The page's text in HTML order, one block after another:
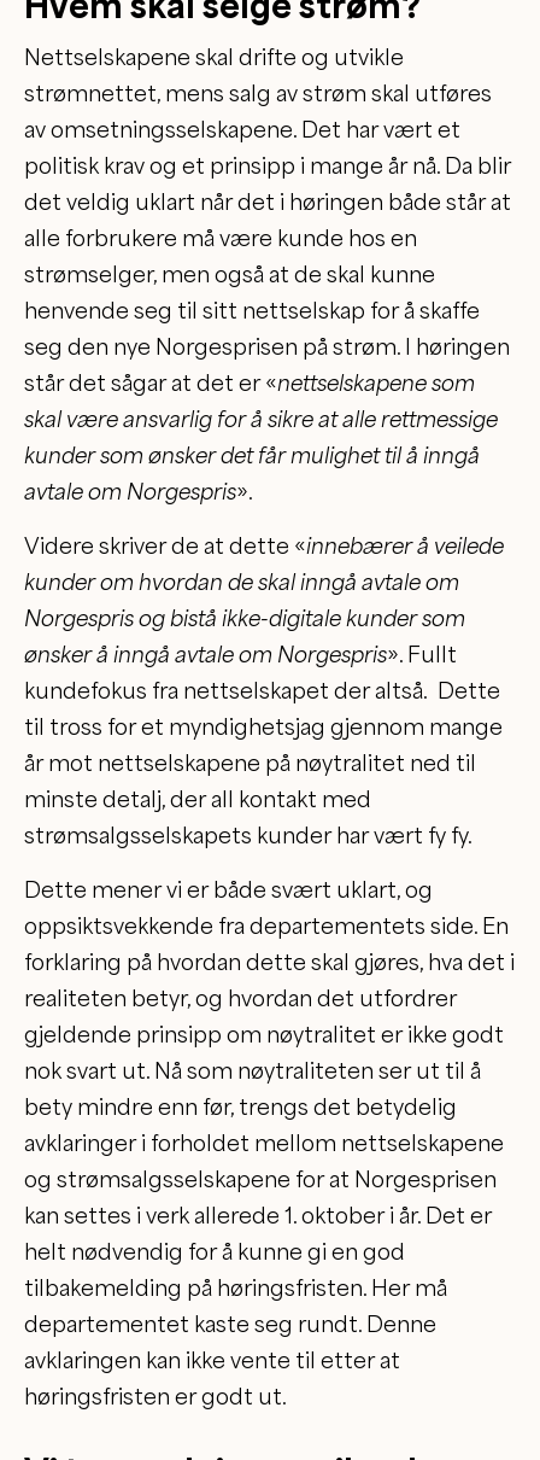
Nettselskapene skal drifte og utvikle
strømnettet, mens salg av strøm skal utføres
av omsetningsselskapene. Det har vært et
politisk krav og et prinsipp i mange år nå. Da blir
det veldig uklart når det i høringen både står at
alle forbrukere må være kunde hos en
strømselger, men også at de skal kunne
henvende seg til sitt nettselskap for å skaffe
seg den nye Norgesprisen på strøm. I høringen
står det sågar at det er «nettselskapene som
skal være ansvarlig for å sikre at alle rettmessige
kunder som ønsker det får mulighet til å inngå
avtale om Norgespris».
Videre skriver de at dette «innebærer å veilede
kunder om hvordan de skal inngå avtale om
Norgespris og bistå ikke-digitale kunder som
ønsker å inngå avtale om Norgespris». Fullt
kundefokus fra nettselskapet der altså. Dette
til tross for et myndighetsjag gjennom mange
år mot nettselskapene på nøytralitet ned til
minste detalj, der all kontakt med
strømsalgsselskapets kunder har vært fy fy.
Dette mener vi er både svært uklart, og
oppsiktsvekkende fra departementets side. En
forklaring på hvordan dette skal gjøres, hva det i
realiteten betyr, og hvordan det utfordrer
gjeldende prinsipp om nøytralitet er ikke godt
nok svart ut. Nå som nøytraliteten ser ut til å
bety mindre enn før, trengs det betydelig
avklaringer i forholdet mellom nettselskapene
og strømsalgsselskapene for at Norgesprisen
kan settes i verk allerede 1. oktober i år. Det er
helt nødvendig for å kunne gi en god
tilbakemelding på høringsfristen. Her må
departementet kaste seg rundt. Denne
avklaringen kan ikke vente til etter at
høringsfristen er godt ut.